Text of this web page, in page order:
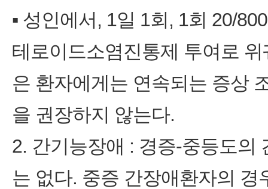
▪ 성인에서, 1일 1회, 1회 20/
테로이드소염진통제 투여로
은 환자에게는 연속되는 증상
을 권장하지 않는다.
2. 간기능장애 : 경증‑중등도
는 없다. 중증 간장애환자의